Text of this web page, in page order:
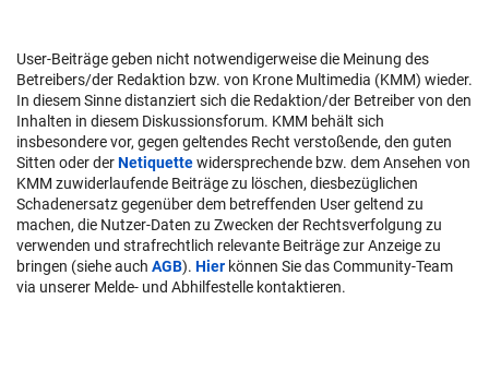
User-Beiträge geben nicht notwendigerweise die Meinung des
Betreibers/der Redaktion bzw. von Krone Multimedia (KMM) wieder.
In diesem Sinne distanziert sich die Redaktion/der Betreiber von den
Inhalten in diesem Diskussionsforum. KMM behält sich
insbesondere vor, gegen geltendes Recht verstoßende, den guten
Sitten oder derNetiquettewidersprechende bzw. dem Ansehen von
KMM zuwiderlaufende Beiträge zu löschen, diesbezüglichen
Schadenersatz gegenüber dem betreffenden User geltend zu
machen, die Nutzer-Daten zu Zwecken der Rechtsverfolgung zu
verwenden und strafrechtlich relevante Beiträge zur Anzeige zu
bringen (siehe auch AGB). Hier können Sie das Community-Team
via unserer Melde- und Abhilfestelle kontaktieren.